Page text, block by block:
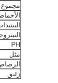
مجموع
PH
مثل
زئبق